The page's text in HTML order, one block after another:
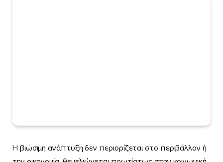
Η βιώσιμη ανάπτυξη δεν περιορίζεται στο περιβάλλον ή